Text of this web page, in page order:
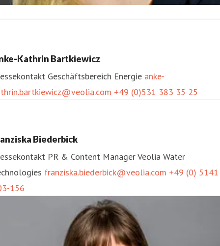
+49 (0)341 42091-275
Kathrin Bartkiewicz
Geschäftsbereich Energie anke-
+49 (0)531 383 35 25
Biederbick
PR & Content ManagerVeolia Water
franziska.biederbick@veolia.com +49 (0) 5141
156